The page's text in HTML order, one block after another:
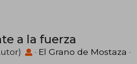
a la fuerza
· El Grano de Mostaza ·